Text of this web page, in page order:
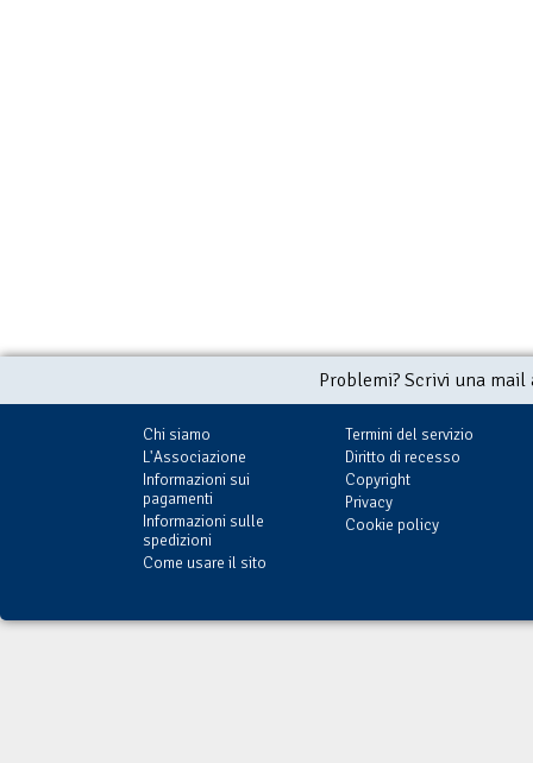
Problemi? Scrivi una
Chi siamo
L'Associazione
Informazioni sui
pagamenti
Informazioni sulle
spedizioni
Come usare il sito
Termini del servizio
Diritto di recesso
Copyright
Privacy
Cookie policy